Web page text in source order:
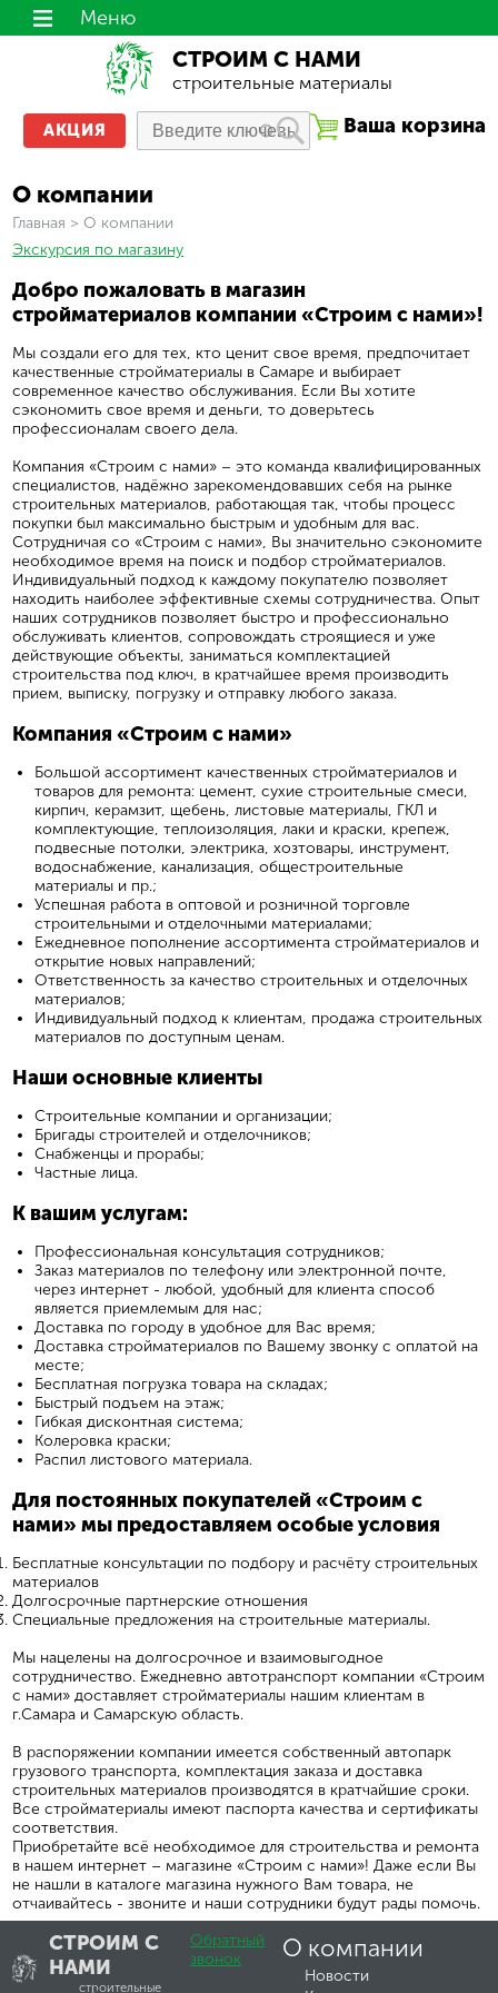
СТРОИМ С НАМИ
строительные материалы
Ваша корзина
АКЦИЯ
Меню
О компании
Вы здесь
Главная > О компании
Экскурсия по магазину
Добро пожаловать в магазин
стройматериалов компании «Строим с нами»!
Мы создали его для тех, кто ценит свое время, предпочитает
качественные стройматериалы в Самаре и выбирает
современное качество обслуживания. Если Вы хотите
сэкономить свое время и деньги, то доверьтесь
профессионалам своего дела.
Компания «Строим с нами» – это команда квалифицированных
специалистов, надёжно зарекомендовавших себя на рынке
строительных материалов, работающая так, чтобы процесс
покупки был максимально быстрым и удобным для вас.
Сотрудничая со «Строим с нами», Вы значительно сэкономите
необходимое время на поиск и подбор стройматериалов.
Индивидуальный подход к каждому покупателю позволяет
находить наиболее эффективные схемы сотрудничества. Опыт
наших сотрудников позволяет быстро и профессионально
обслуживать клиентов, сопровождать строящиеся и уже
действующие объекты, заниматься комплектацией
строительства под ключ, в кратчайшее время производить
прием, выписку, погрузку и отправку любого заказа.
Компания «Строим с нами»
Большой ассортимент качественных стройматериалов и
товаров для ремонта: цемент, сухие строительные смеси,
кирпич, керамзит, щебень, листовые материалы, ГКЛ и
комплектующие, теплоизоляция, лаки и краски, крепеж,
подвесные потолки, электрика, хозтовары, инструмент,
водоснабжение, канализация, общестроительные
материалы и пр.;
Успешная работа в оптовой и розничной торговле
строительными и отделочными материалами;
Ежедневное пополнение ассортимента стройматериалов и
открытие новых направлений;
Ответственность за качество строительных и отделочных
материалов;
Индивидуальный подход к клиентам, продажа строительных
материалов по доступным ценам.
Наши основные клиенты
Строительные компании и организации;
Бригады строителей и отделочников;
Снабженцы и прорабы;
Частные лица.
К вашим услугам:
Профессиональная консультация сотрудников;
Заказ материалов по телефону или электронной почте,
через интернет - любой, удобный для клиента способ
является приемлемым для нас;
Доставка по городу в удобное для Вас время;
Доставка стройматериалов по Вашему звонку с оплатой на
месте;
Бесплатная погрузка товара на складах;
Быстрый подъем на этаж;
Гибкая дисконтная система;
Колеровка краски;
Распил листового материала.
Для постоянных покупателей «Строим с
нами» мы предоставляем особые условия
Бесплатные консультации по подбору и расчёту строительных
материалов
Долгосрочные партнерские отношения
Специальные предложения на строительные материалы.
Мы нацелены на долгосрочное и взаимовыгодное
сотрудничество. Ежедневно автотранспорт компании «Строим
с нами» доставляет стройматериалы нашим клиентам в
г.Самара и Самарскую область.
В распоряжении компании имеется собственный автопарк
грузового транспорта, комплектация заказа и доставка
строительных материалов производятся в кратчайшие сроки.
Все стройматериалы имеют паспорта качества и сертификаты
соответствия.
Приобретайте всё необходимое для строительства и ремонта
в нашем интернет – магазине «Строим с нами»! Даже если Вы
не нашли в каталоге магазина нужного Вам товара, не
отчаивайтесь - звоните и наши сотрудники будут рады помочь.
СТРОИМ С
НАМИ
строительные
Обратный
звонок
О компании
Новости